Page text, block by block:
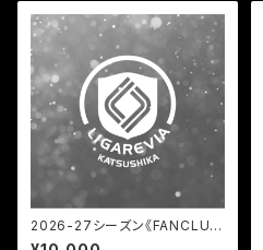
2026-27シーズン《FANCLU
B》SILVER会員